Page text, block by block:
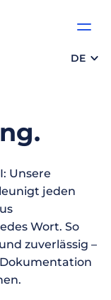
DE
Unsere
jeden
Wort. So
zuverlässig –